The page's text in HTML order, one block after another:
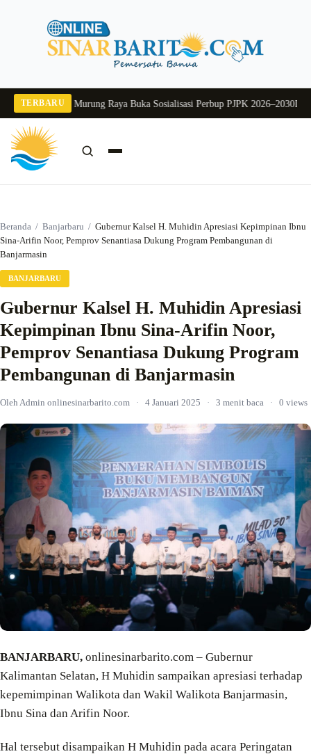
TERBARU
Pj Sekda Murung Raya Buka Sosialisasi Perbup PJPK 2026–2030Dukung
Beranda / Banjarbaru / Gubernur Kalsel H. Muhidin Apresiasi Kepimpinan Ibnu
Sina-Arifin Noor, Pemprov Senantiasa Dukung Program Pembangunan di
Banjarmasin
BANJARBARU
Gubernur Kalsel H. Muhidin Apresiasi
Kepimpinan Ibnu Sina-Arifin Noor,
Pemprov Senantiasa Dukung Program
Pembangunan di Banjarmasin
Oleh Admin onlinesinarbarito.com · 4 Januari 2025 · 3 menit baca · 0 views
BANJARBARU, onlinesinarbarito.com – Gubernur
Kalimantan Selatan, H Muhidin sampaikan apresiasi terhadap
kepemimpinan Walikota dan Wakil Walikota Banjarmasin,
Ibnu Sina dan Arifin Noor.
Hal tersebut disampaikan H Muhidin pada acara Peringatan